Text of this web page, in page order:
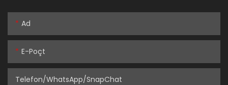
Ad
E-Poçt
Telefon/WhatsApp/SnapChat